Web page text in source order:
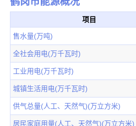
项目
售水量(万吨)
全社会用电(万千瓦时)
工业用电(万千瓦时)
城镇生活用电(万千瓦时)
供气总量(人工、天然气)(万立方米)
居民家庭用量(人工、天然气)(万立方米)